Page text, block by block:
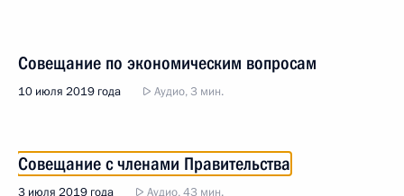
Совещание по экономическим вопросам
10 июля 2019 года Аудио, 3 мин.
Совещание с членами Правительства
3 июля 2019 года Аудио, 43 мин.